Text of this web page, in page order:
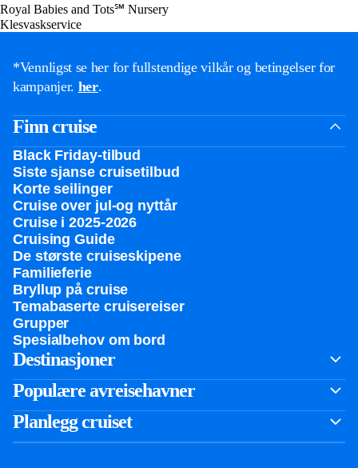
Royal Babies and Tots℠ Nursery
Klesvaskservice
*Vennligst se her for fullstendige vilkår og betingelser for
kampanjer. her.
Finn cruise
Black Friday-tilbud
Siste sjanse cruisetilbud
Korte seilinger
Cruise over jul-og nyttår
Cruise i 2025-2026
Cruising Guide
De største cruiseskipene
Familieferie
Bryllup på cruise
Temabaserte cruisereiser
Grupper
Spesialbehov om bord
Destinasjoner
Populære avreisehavner
Planlegg cruiset